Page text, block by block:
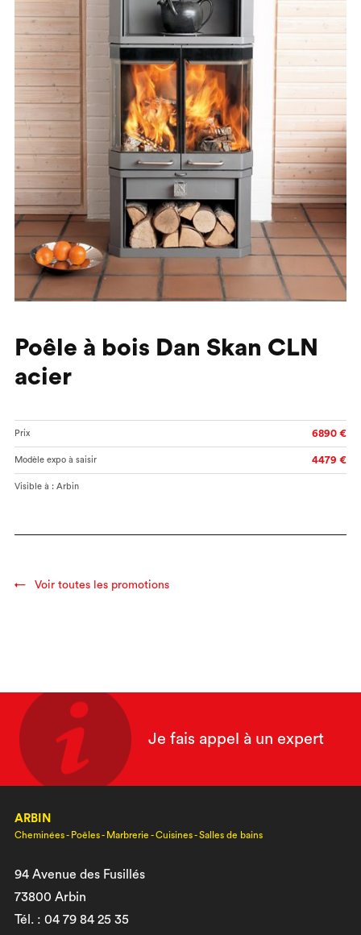
Poêle à bois Dan Skan CLN
acier
Prix 6890 €
Modèle expo à saisir 4479 €
Visible à : Arbin
Voir toutes les promotions
Je fais appel à un expert
ARBIN
Cheminées - Poêles - Marbrerie - Cuisines - Salles de bains
94 Avenue des Fusillés
73800 Arbin
Tél. : 04 79 84 25 35